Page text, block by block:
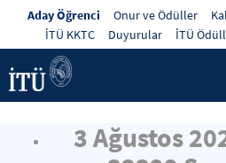
Aday Öğrenci Onur ve Ödüller
İTÜ KKTC
Duyurular İTÜ
3 Ağustos